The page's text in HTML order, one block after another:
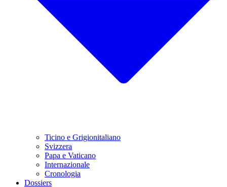
Ticino e Grigionitaliano
Svizzera
Papa e Vaticano
Internazionale
Cronologia
Dossiers